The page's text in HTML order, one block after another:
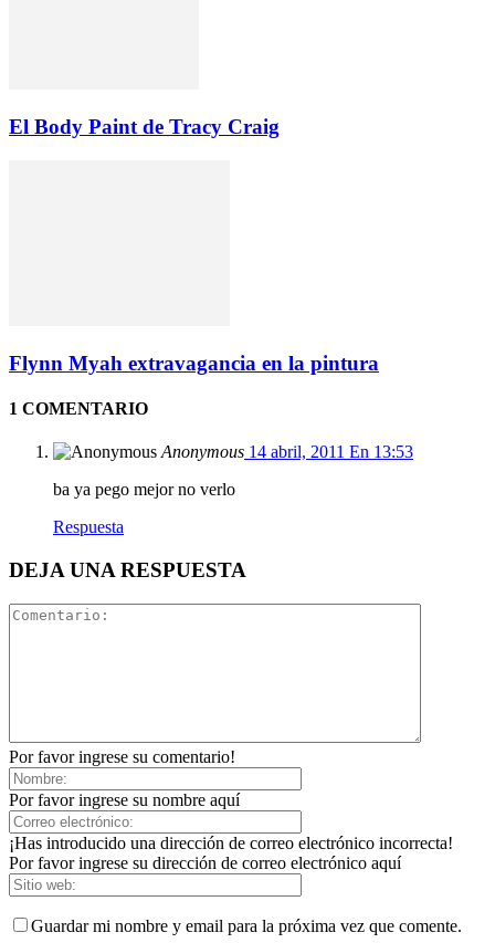
El Body Paint de Tracy Craig
Flynn Myah extravagancia en la pintura
1 COMENTARIO
Anonymous 14 abril, 2011 En 13:53
ba ya pego mejor no verlo
Respuesta
DEJA UNA RESPUESTA
Por favor ingrese su comentario!
Por favor ingrese su nombre aquí
¡Has introducido una dirección de correo electrónico incorrecta!
Por favor ingrese su dirección de correo electrónico aquí
Guardar mi nombre y email para la próxima vez que comente.